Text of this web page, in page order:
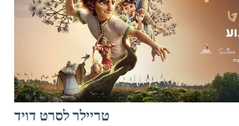
טריילר לסרט דויד